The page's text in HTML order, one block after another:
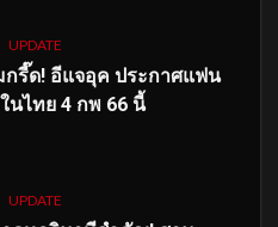
UPDATE
กรี๊ด! อีแจอุค ประกาศแฟน
นไทย 4 กพ 66 นี้
UPDATE